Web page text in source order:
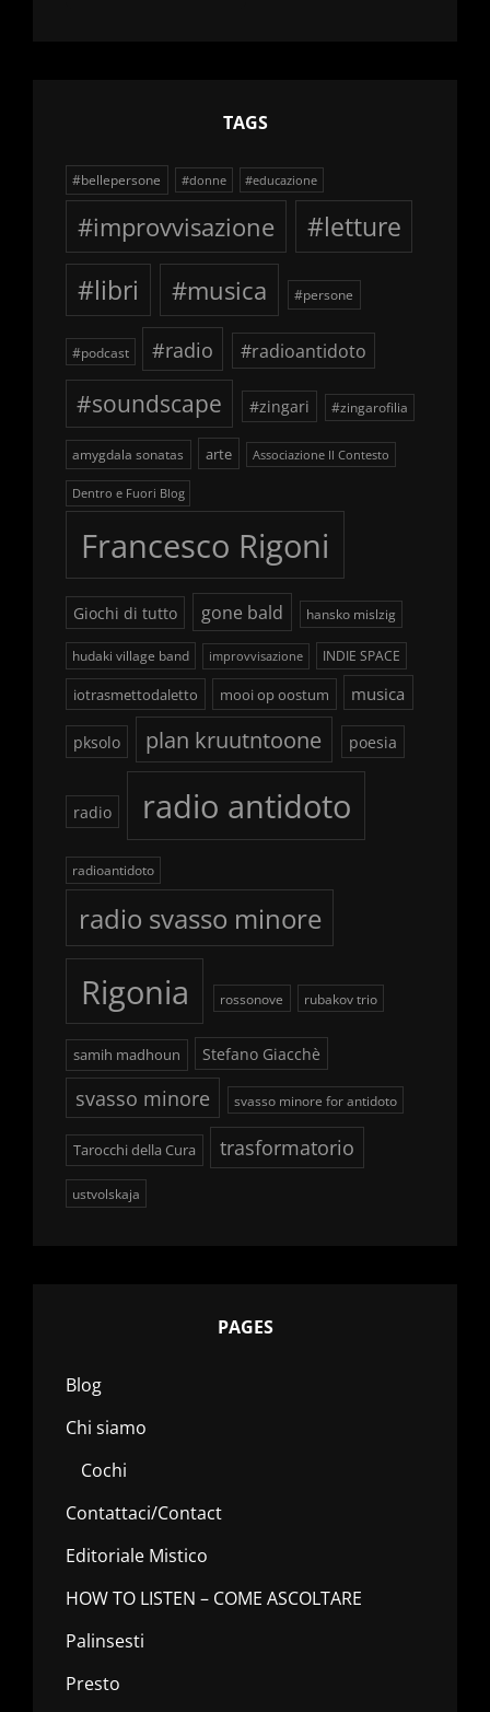
TAGS
#bellepersone #donne #educazione
#improvvisazione
#letture
#libri
#musica #persone
#podcast #radio #radioantidoto
#soundscape #zingari #zingarofilia
amygdala sonatas arte Associazione Il Contesto
Dentro e Fuori Blog
Francesco Rigoni
Giochi di tutto gone bald hansko mislzig
hudaki village band improvvisazione INDIE SPACE
iotrasmettodaletto mooi op oostum musica
pksolo plan kruutntoone poesia
radio radio antidoto
radioantidoto
radio svasso minore
Rigonia rossonove rubakov trio
samih madhoun Stefano Giacchè
svasso minore svasso minore for antidoto
Tarocchi della Cura trasformatorio
ustvolskaja
PAGES
Blog
Chi siamo
Cochi
Contattaci/Contact
Editoriale Mistico
HOW TO LISTEN – COME ASCOLTARE
Palinsesti
Presto